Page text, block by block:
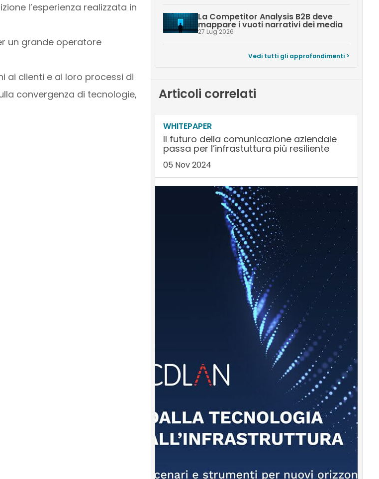
l’esperienza realizzata in
un grande operatore
ai clienti e ai loro processi di
convergenza di tecnologie,
La Competitor Analysis B2B deve
mappare i vuoti narrativi dei media
27 Lug 2026
Vedi tutti gli approfondimenti >
Articoli correlati
WHITEPAPER
Il futuro della comunicazione aziendale
passa per l’infrastuttura più resiliente
05 Nov 2024